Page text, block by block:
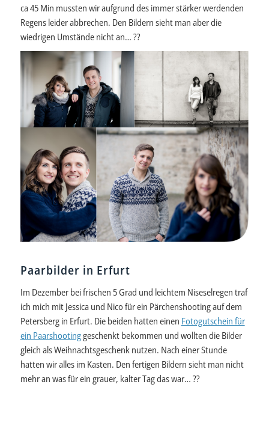
ca 45 Min mussten wir aufgrund des immer stärker werdenden
Regens leider abbrechen. Den Bildern sieht man aber die
wiedrigen Umstände nicht an… ??
Paarbilder in Erfurt
Im Dezember bei frischen 5 Grad und leichtem Niseselregen traf
ich mich mit Jessica und Nico für ein Pärchenshooting auf dem
Petersberg in Erfurt. Die beiden hatten einen Fotogutschein für
ein Paarshootinggeschenkt bekommen und wollten die Bilder
gleich als Weihnachtsgeschenk nutzen. Nach einer Stunde
hatten wir alles im Kasten. Den fertigen Bildern sieht man nicht
mehr an was für ein grauer, kalter Tag das war… ??